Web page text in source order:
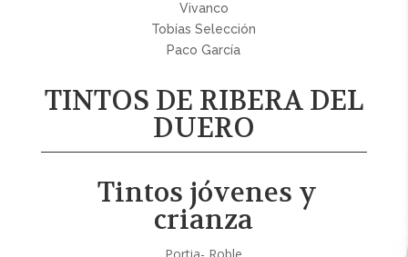
Vivanco
Tobías Selección
Paco García
TINTOS DE RIBERA DEL
DUERO
Tintos jóvenes y
crianza